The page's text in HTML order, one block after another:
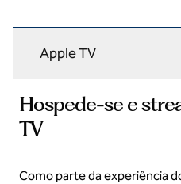
Apple TV
Hospede-se e
TV
Como parte da experiência